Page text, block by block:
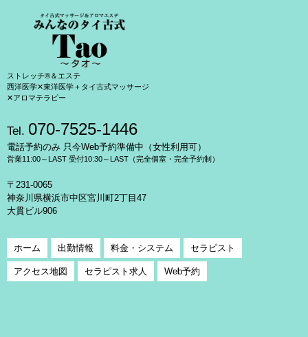
ストレッチ®＆エステ
西洋医学✕東洋医学＋タイ古式マッサージ
✕アロマテラピー
Tel. 070-7525-1446
電話予約のみ 只今Web予約準備中（女性利用可）
営業11:00～LAST 受付10:30～LAST（完全個室・完全予約制）
〒231-0065
神奈川県横浜市中区宮川町2丁目47
大貫ビル906
ホーム 出勤情報 料金・システム セラピスト
アクセス地図 セラピスト求人 Web予約